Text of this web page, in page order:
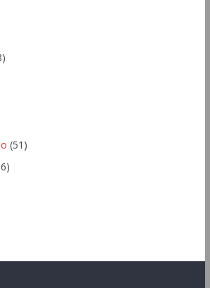
(51)